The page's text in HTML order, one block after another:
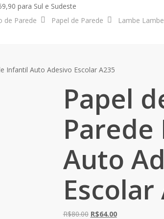
para Sul e Sudeste
de Parede Papel de Parede Lambe Lambe
Infantil Auto Adesivo Escolar A235
Papel
Auto
Escolar
R$80.00 O
R$64.00O